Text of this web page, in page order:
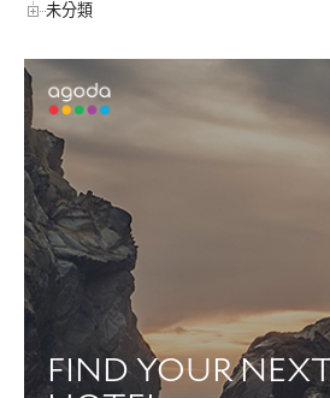
未分類